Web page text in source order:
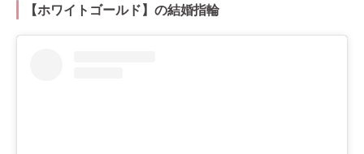
【ホワイトゴールド】の結婚指輪